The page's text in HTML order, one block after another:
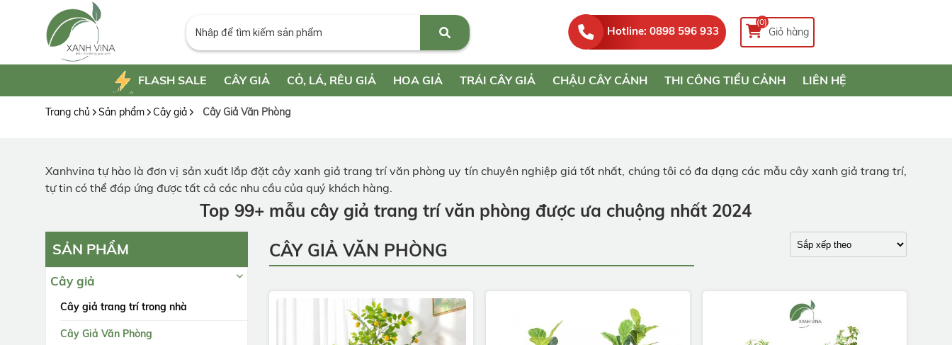
Hotline: 0898 596 933
(0)
Giỏ hàng
FLASH SALE CÂY GIẢ CỎ, LÁ, RÊU GIẢ HOA GIẢ TRÁI CÂY GIẢ CHẬU CÂY CẢNH THI CÔNG TIỂU CẢNH LIÊN HỆ
Trang chủ Sản phẩm Cây giả Cây Giả Văn Phòng
Xanhvina tự hào là đơn vị sản xuất lắp đặt cây xanh giả trang trí văn phòng uy tín chuyên nghiệp giá tốt nhất, chúng tôi có đa dạng các mẫu cây xanh giả trang trí,
tự tin có thể đáp ứng được tất cả các nhu cầu của quý khách hàng.
Top 99+ mẫu cây giả trang trí văn phòng được ưa chuộng nhất 2024
SẢN PHẨM
Cây giả
Cây giả trang trí trong nhà
Cây Giả Văn Phòng
CÂY GIẢ VĂN PHÒNG